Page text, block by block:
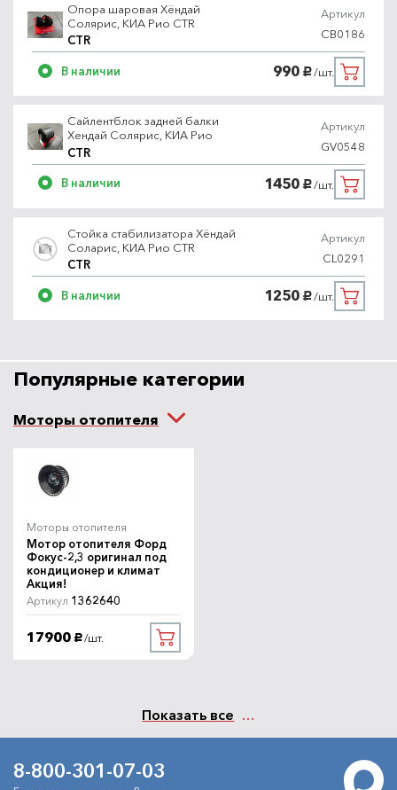
Опора шаровая Хёндай
Солярис, КИА Рио CTR
CTR
Артикул
CB0186
В наличии 990 руб./шт.
Сайлентблок задней балки
Хендай Солярис, КИА Рио
CTR
Артикул
GV0548
В наличии 1450 руб./шт.
Стойка стабилизатора Хёндай
Соларис, КИА Рио CTR
CTR
Артикул
CL0291
В наличии 1250 руб./шт.
Популярные категории
Моторы отопителя
Моторы отопителя
Мотор отопителя Форд
Фокус-2,3 оригинал под
кондиционер и климат
Акция!
Артикул 1362640
17900 руб. /шт.
Показать все
8-800-301-07-03